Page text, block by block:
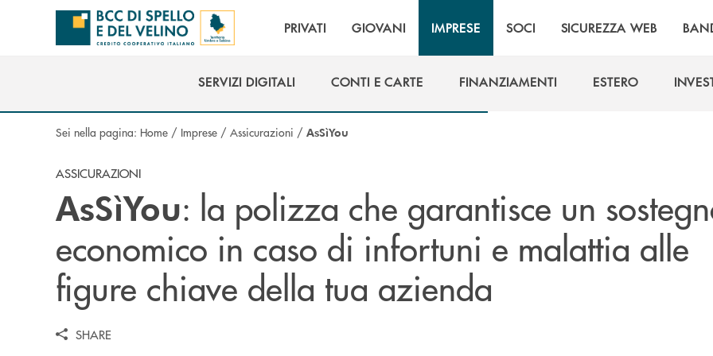
Salta al contenuto principale
PRIVATI GIOVANI IMPRESE SOCI SICUREZZA WEB
SERVIZI DIGITALI
CONTI E CARTE
FINANZIAMENTI
ESTERO
Sei nella pagina: Home / Imprese / Assicurazioni / AsSìYou
ASSICURAZIONI
AsSìYou: la polizza che garantisce un
economico in caso di infortuni e malattia alle
figure chiave della tua azienda
SHARE